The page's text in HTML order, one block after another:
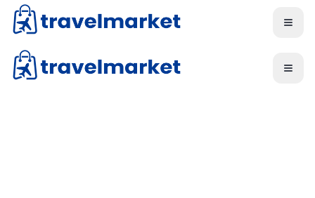
Skip to main content
Skip to main content